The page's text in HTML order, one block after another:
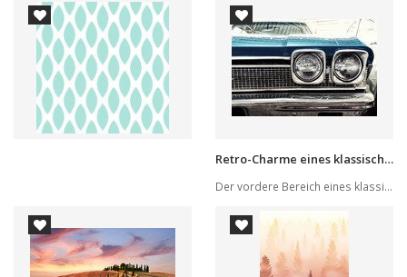
Retro-Charme eines klassischen Oldtimers
Der vordere Bereich eines klassischen Oldtimers...